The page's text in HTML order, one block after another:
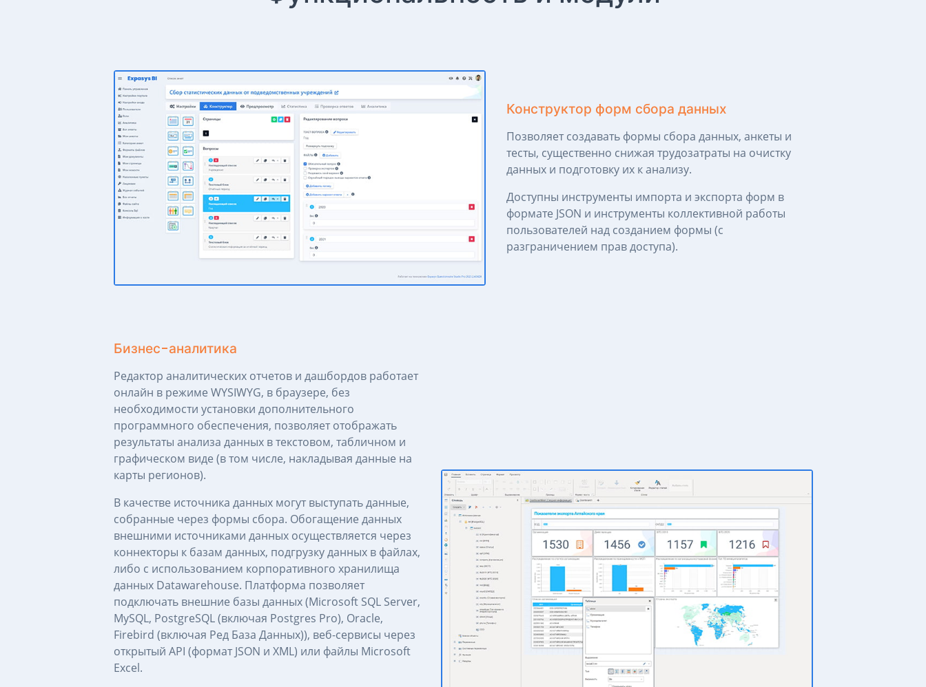
Конструктор форм сбора данных
Позволяет создавать формы сбора данных, анкеты и
тесты, существенно снижая трудозатраты на очистку
данных и подготовку их к анализу.
Доступны инструменты импорта и экспорта форм в
формате JSON и инструменты коллективной работы
пользователей над созданием формы (с
разграничением прав доступа).
Бизнес-аналитика
Редактор аналитических отчетов и дашбордов работает
онлайн в режиме WYSIWYG, в браузере, без
необходимости установки дополнительного
программного обеспечения, позволяет отображать
результаты анализа данных в текстовом, табличном и
графическом виде (в том числе, накладывая данные на
карты регионов).
В качестве источника данных могут выступать данные,
собранные через формы сбора. Обогащение данных
внешними источниками данных осуществляется через
коннекторы к базам данных, подгрузку данных в файлах,
либо с использованием корпоративного хранилища
данных Datawarehouse. Платформа позволяет
подключать внешние базы данных (Microsoft SQL Server,
MySQL, PostgreSQL (включая Postgres Pro), Oracle,
Firebird (включая Ред База Данных)), веб-сервисы через
открытый API (формат JSON и XML) или файлы Microsoft
Excel.